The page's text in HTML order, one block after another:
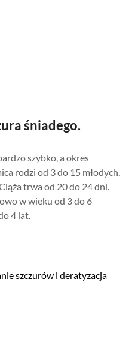
śniadego.
szybko, a okres
rodzi od 3 do 15 młodych,
trwa od 20 do 24 dni.
w wieku od 3 do 6
4 lat.